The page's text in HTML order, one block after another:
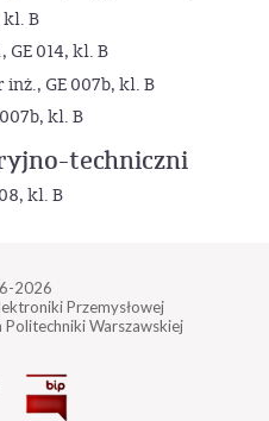
kl. B
GE 014, kl. B
inż., GE 007b, kl. B
kl. B
techniczni
kl. B
2026
Przemysłowej
Warszawskiej